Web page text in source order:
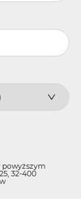
powyższym
32-400